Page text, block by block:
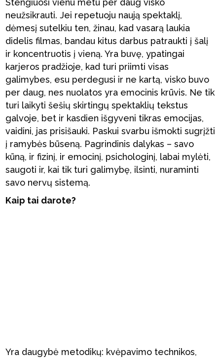
Stengiuosi vienu metu per daug visko
neužsikrauti. Jei repetuoju naują spektaklį,
dėmesį sutelkiu ten, žinau, kad vasarą laukia
didelis filmas, bandau kitus darbus patraukti į šalį
ir koncentruotis į vieną. Yra buvę, ypatingai
karjeros pradžioje, kad turi priimti visas
galimybes, esu perdegusi ir ne kartą, visko buvo
per daug, nes nuolatos yra emocinis krūvis. Ne tik
turi laikyti šešių skirtingų spektaklių tekstus
galvoje, bet ir kasdien išgyveni tikras emocijas,
vaidini, jas prisišauki. Paskui svarbu išmokti sugrįžti
į ramybės būseną. Pagrindinis dalykas – savo
kūną, ir fizinį, ir emocinį, psichologinį, labai mylėti,
saugoti ir, kai tik turi galimybę, ilsinti, nuraminti
savo nervų sistemą.
Kaip tai darote?
Yra daugybė metodikų: kvėpavimo technikos,